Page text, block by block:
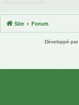
Site Forum
Développé par